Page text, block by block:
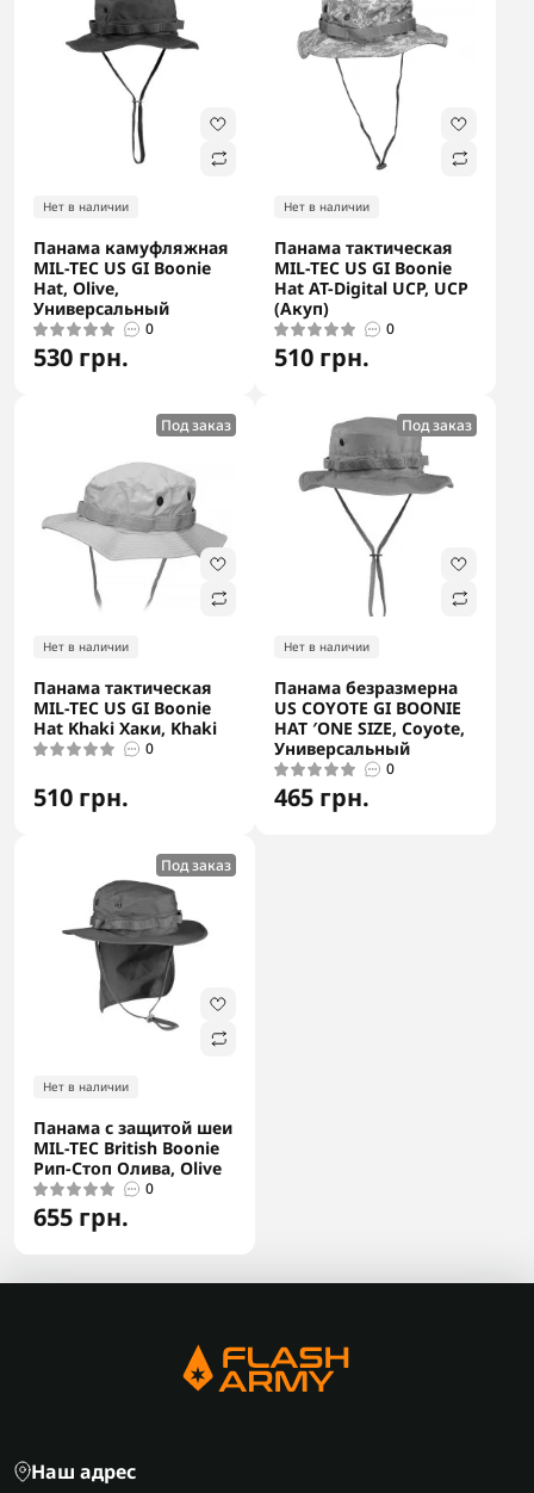
Нет в наличии
Панама камуфляжная
MIL-TEC US GI Boonie
Hat, Olive,
Универсальный
0
530 грн.
Нет в наличии
Панама тактическая
MIL-TEC US GI Boonie
Hat AT-Digital UCP, UCP
(Акуп)
0
510 грн.
Под заказ
Нет в наличии
Панама тактическая
MIL-TEC US GI Boonie
Hat Khaki Хаки, Khaki
0
510 грн.
Под заказ
Нет в наличии
Панама безразмерна
US COYOTE GI BOONIE
HAT ′ONE SIZE, Coyote,
Универсальный
0
465 грн.
Под заказ
Нет в наличии
Панама с защитой шеи
MIL-TEC British Boonie
Рип-Стоп Олива, Olive
0
655 грн.
Наш адрес